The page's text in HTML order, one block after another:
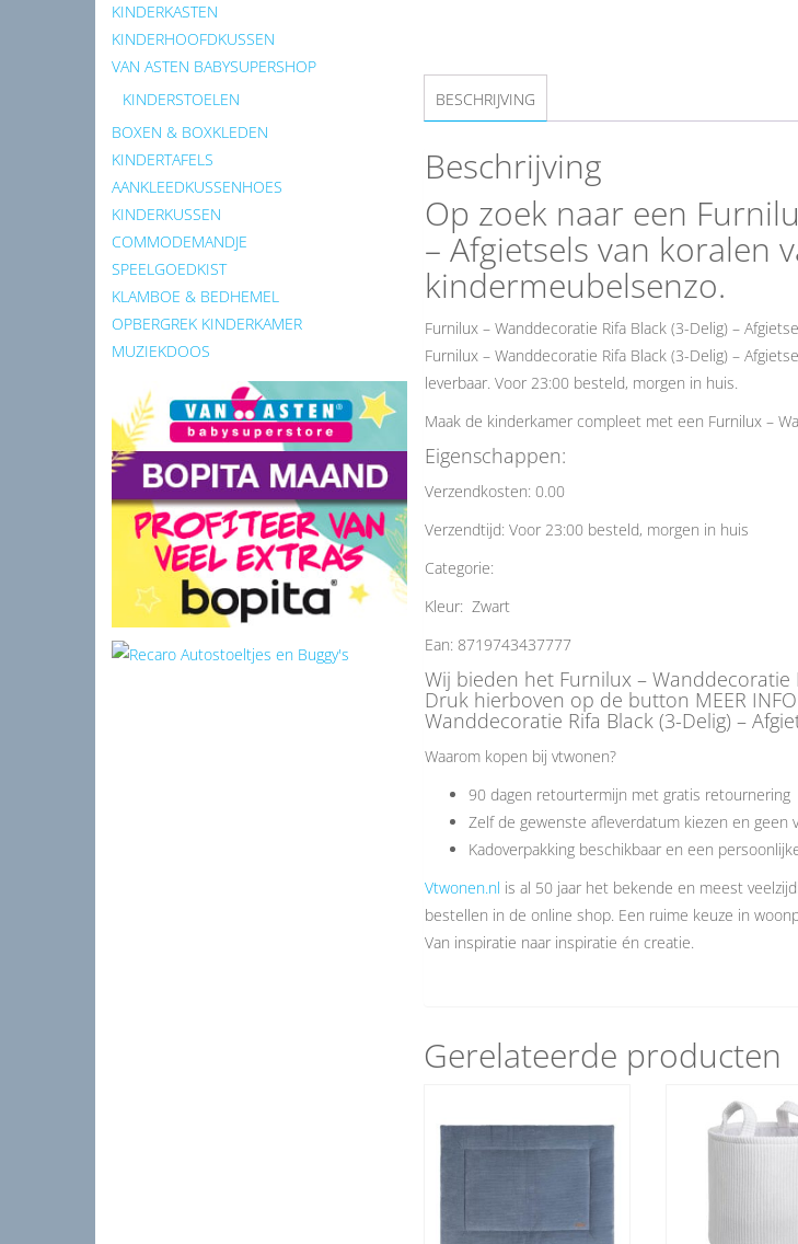
KINDERKASTEN
KINDERHOOFDKUSSEN
VAN ASTEN BABYSUPERSHOP
KINDERSTOELEN
BOXEN & BOXKLEDEN
KINDERTAFELS
AANKLEEDKUSSENHOES
KINDERKUSSEN
COMMODEMANDJE
SPEELGOEDKIST
KLAMBOE & BEDHEMEL
OPBERGREK KINDERKAMER
MUZIEKDOOS
BESCHRIJVING
Beschrijving
Op zoek naar een
– Afgietsels van koralen
kindermeubelsenzo.
Furnilux – Wanddecoratie Rifa Black (3-Delig) –
Furnilux – Wanddecoratie Rifa Black (3-Delig) –
leverbaar. Voor 23:00 besteld, morgen in huis.
Maak de kinderkamer compleet met een Furnilux –
Eigenschappen:
Verzendkosten: 0.00
Verzendtijd: Voor 23:00 besteld, morgen in huis
Categorie:
Kleur: Zwart
Ean: 8719743437777
Wij bieden het Furnilux – Wanddecoratie
Druk hierboven op de button MEER
Wanddecoratie Rifa Black (3-Delig) –
Waarom kopen bij vtwonen?
90 dagen retourtermijn met gratis retournering
Zelf de gewenste afleverdatum kiezen en geen
Kadoverpakking beschikbaar en een
Vtwonen.nl is al 50 jaar het bekende en meest
bestellen in de online shop. Een ruime keuze in
Van inspiratie naar inspiratie én creatie.
Gerelateerde producten